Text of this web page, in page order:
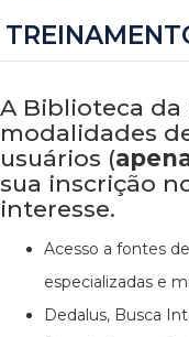
A Biblioteca da
modalidades
usuários (
sua inscrição
interesse.
Acesso a fontes
especializadas e
Dedalus, Busca